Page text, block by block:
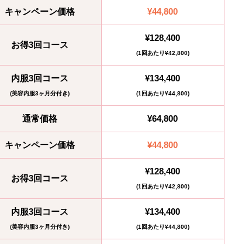
キャンペーン価格 ¥44,800
お得3回コース
¥128,400
(1回あたり¥42,800)
内服3回コース
(美容内服3ヶ月分付き)
¥134,400
(1回あたり¥44,800)
通常価格 ¥64,800
キャンペーン価格 ¥44,800
お得3回コース
¥128,400
(1回あたり¥42,800)
内服3回コース
(美容内服3ヶ月分付き)
¥134,400
(1回あたり¥44,800)